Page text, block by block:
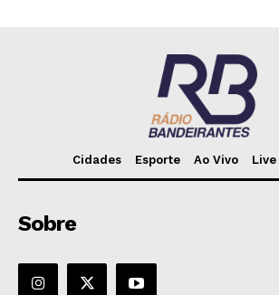
Cidades Esporte Ao Vivo Live
Sobre